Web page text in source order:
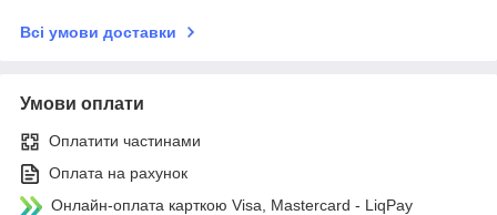
Всі умови доставки
Умови оплати
Оплатити частинами
Оплата на рахунок
Онлайн-оплата карткою Visa, Mastercard - LiqPay